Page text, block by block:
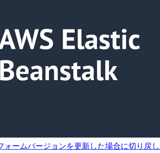
ームバージョンを更新した場合に切り戻